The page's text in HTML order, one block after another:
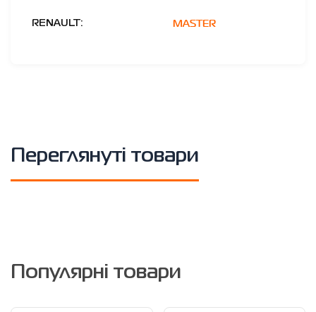
RENAULT: MASTER
Переглянуті товари
Популярні товари